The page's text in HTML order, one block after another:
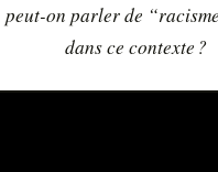
on parler de
dans ce contexte ?
s’inscrit pas dans un